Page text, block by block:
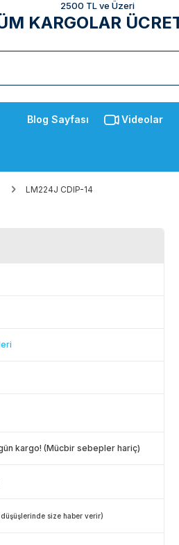
2500 TL ve Üzeri
KARGOLAR
Blog Sayfası Videolar
LM224J CDIP-14
kargo! (Mücbir sebepler hariç)
size haber verir)